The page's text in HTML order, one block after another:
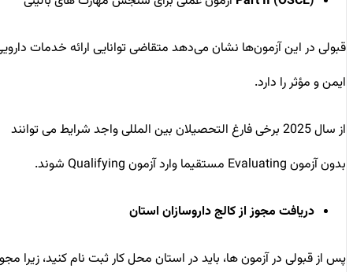
قبولی در این آزمون‌ها نشان می‌دهد متقاضی توانایی ارائه خدمات دارویی
ایمن و مؤثر را دارد.
از سال 2025 برخی فارغ ‌التحصیلان بین‌ المللی واجد شرایط می ‌توانند
بدون آزمون Evaluating مستقیما وارد آزمون Qualifying شوند.
دریافت مجوز از کالج داروسازان استان
پس از قبولی در آزمون‌ ها، باید در استان محل کار ثبت ‌نام کنید، زیرا مجوز